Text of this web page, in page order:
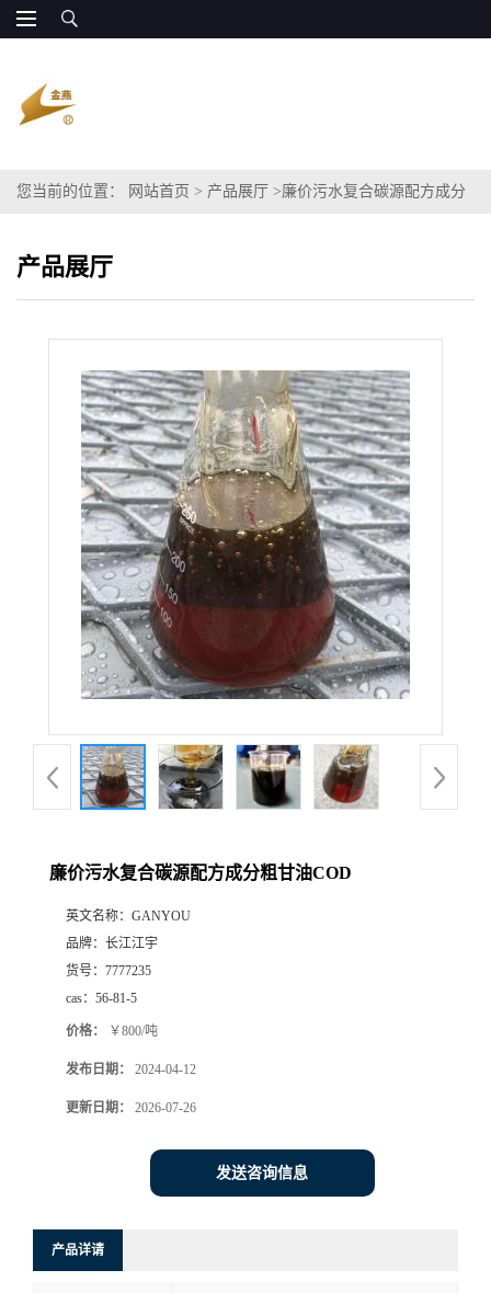
您当前的位置： 网站首页 > 产品展厅 >廉价污水复合碳源配方成分
产品展厅
廉价污水复合碳源配方成分粗甘油COD
英文名称： GANYOU
品牌： 长江江宇
货号： 7777235
cas： 56-81-5
价格： ￥800/吨
发布日期： 2024-04-12
更新日期： 2026-07-26
发送咨询信息
产品详请